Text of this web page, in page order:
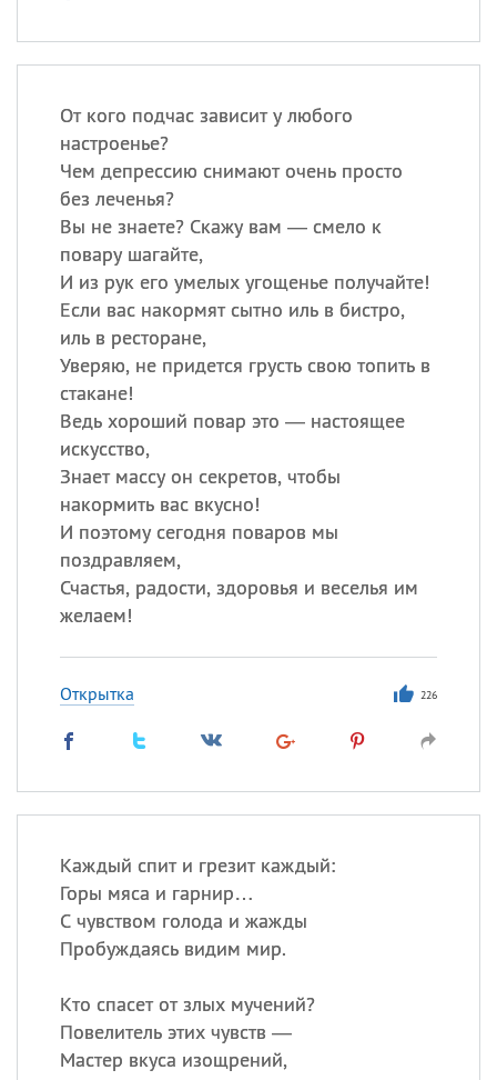
От кого подчас зависит у любого
настроенье?
Чем депрессию снимают очень просто
без леченья?
Вы не знаете? Скажу вам — смело к
повару шагайте,
И из рук его умелых угощенье получайте!
Если вас накормят сытно иль в бистро,
иль в ресторане,
Уверяю, не придется грусть свою топить в
стакане!
Ведь хороший повар это — настоящее
искусство,
Знает массу он секретов, чтобы
накормить вас вкусно!
И поэтому сегодня поваров мы
поздравляем,
Счастья, радости, здоровья и веселья им
желаем!
Открытка 226
Каждый спит и грезит каждый:
Горы мяса и гарнир…
С чувством голода и жажды
Пробуждаясь видим мир.
Кто спасет от злых мучений?
Повелитель этих чувств —
Мастер вкуса изощрений,